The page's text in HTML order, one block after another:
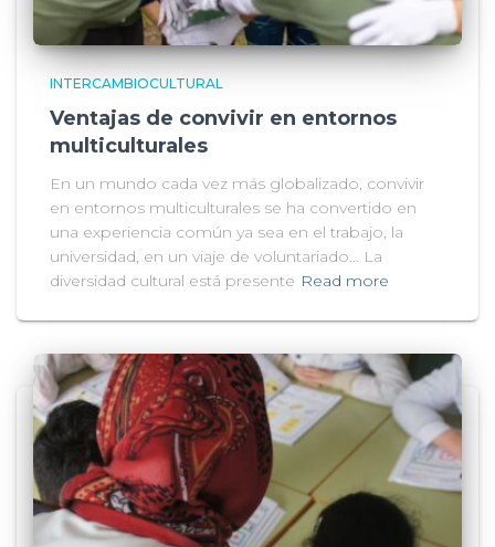
INTERCAMBIOCULTURAL
Ventajas de convivir en entornos
multiculturales
En un mundo cada vez más globalizado, convivir
en entornos multiculturales se ha convertido en
una experiencia común ya sea en el trabajo, la
universidad, en un viaje de voluntariado… La
diversidad cultural está presente Read more